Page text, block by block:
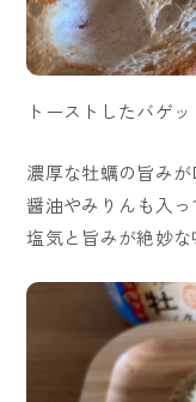
トーストしたバゲ
濃厚な牡蠣の旨み
醤油やみりんも入っ
塩気と旨みが絶妙な